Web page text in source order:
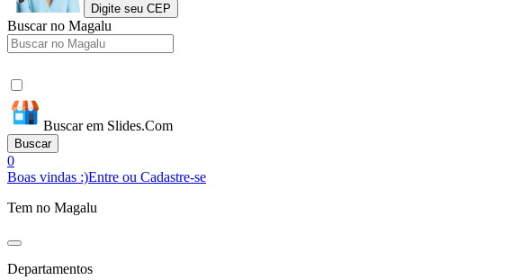
Digite seu CEP
Buscar no Magalu
Buscar em Slides.Com
Buscar
0
Boas vindas :)Entre ou Cadastre-se
Tem no Magalu
Departamentos